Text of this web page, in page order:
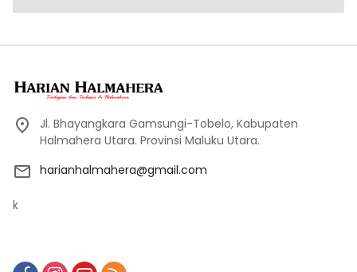
Jl. Bhayangkara Gamsungi-Tobelo, Kabupaten
Halmahera Utara. Provinsi Maluku Utara.
harianhalmahera@gmail.com
k